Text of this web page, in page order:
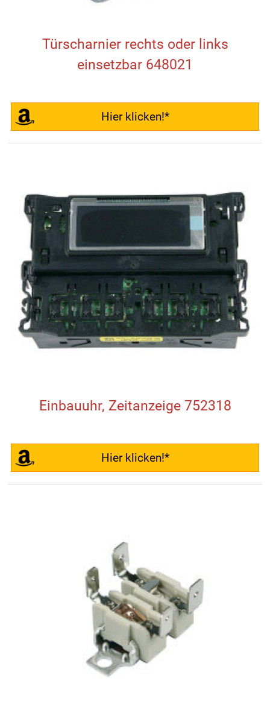
Türscharnier rechts oder links
einsetzbar 648021
Hier klicken!*
Einbauuhr, Zeitanzeige 752318
Hier klicken!*